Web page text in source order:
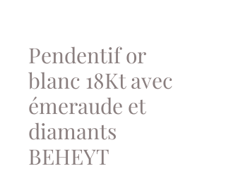
Pendentif or
blanc 18Kt avec
émeraude et
diamants
BEHEYT